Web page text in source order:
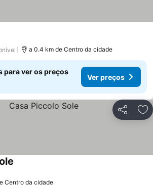
preços
a 0.4 km de Centro da cidade
para ver os preços
Ver preços
Partilhar
Centro da cidade